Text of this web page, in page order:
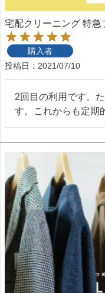
宅配クリーニング 特
購入者
投稿日
2021/07/10
2回目の利用です。
す。これからも定期